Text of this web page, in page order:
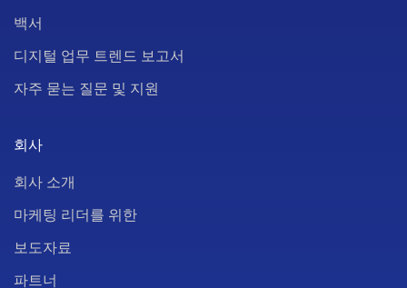
백서
디지털 업무 트렌드 보고서
자주 묻는 질문 및 지원
회사
회사 소개
마케팅 리더를 위한
보도자료
파트너